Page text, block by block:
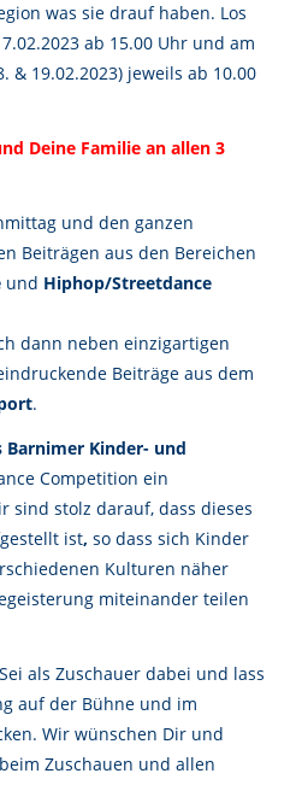
was sie drauf haben. Los
ab 15.00 Uhr und am
& 19.02.2023) jeweils ab 10.00
Deine Familie an allen 3
und den ganzen
Beiträgen aus den Bereichen
und Hiphop/Streetdance
dann neben einzigartigen
Beiträge aus dem
.
Barnimer Kinder- und
Competition ein
sind stolz darauf, dass dieses
ist, so dass sich Kinder
Kulturen näher
miteinander teilen
als Zuschauer dabei und lass
auf der Bühne und im
Wir wünschen Dir und
Zuschauen und allen